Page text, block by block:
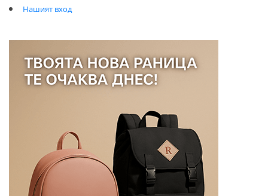
Нашият вход